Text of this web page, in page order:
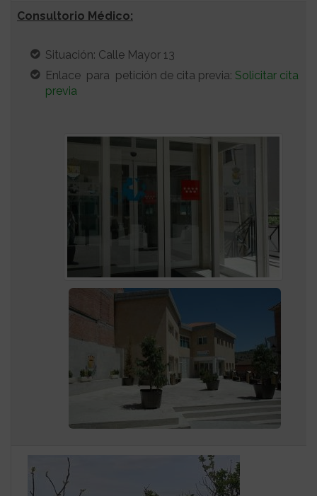
Consultorio Médico:
Situación: Calle Mayor 13
Enlace para petición de cita previa: Solicitar cita
previa